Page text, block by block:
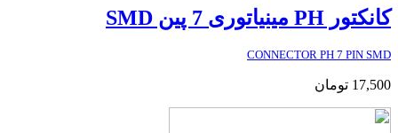
کانکتور PH مینیاتوری 7 پین SMD
CONNECTOR PH 7 PIN SMD
17,500 تومان